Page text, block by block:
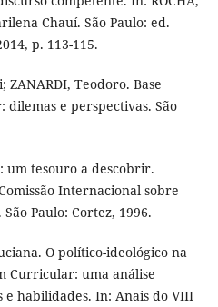
Chauí. São Paulo: ed.
p. 113-115.
ZANARDI, Teodoro. Base
e perspectivas. São
um tesouro a descobrir.
Internacional sobre
Paulo: Cortez, 1996.
O político-ideológico na
Curricular: uma análise
e habilidades. In: Anais do VIII